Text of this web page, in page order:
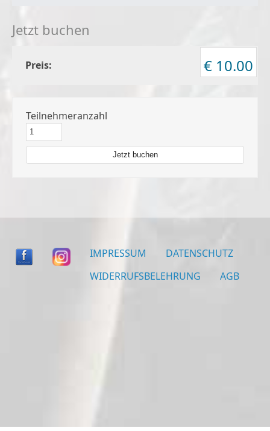
Jetzt buchen
Preis: € 10.00
Teilnehmeranzahl
IMPRESSUM
DATENSCHUTZ
WIDERRUFSBELEHRUNG
AGB